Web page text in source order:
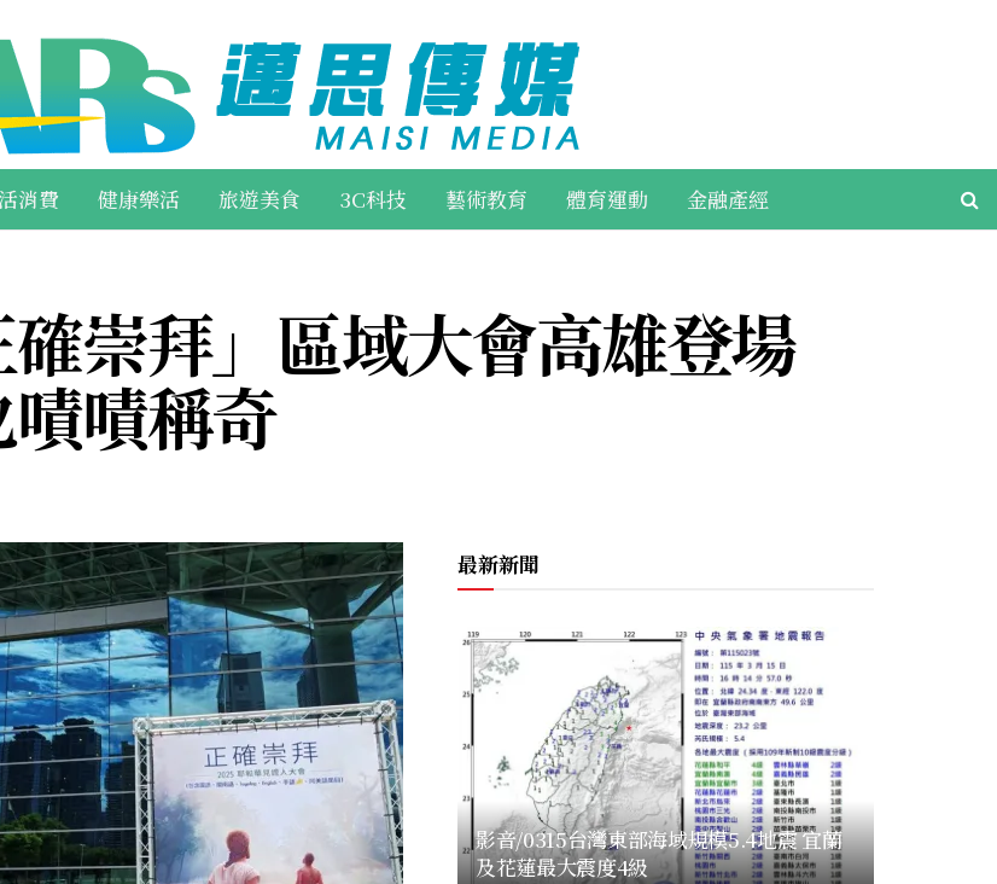
消費 健康樂活 旅遊美食 3C科技 藝術教育 體育運動 金融產經
崇拜」區域大會高雄登場
嘖稱奇
最新新聞
影音/0315台灣東部海域規模5.4地震 宜蘭
及花蓮最大震度4級